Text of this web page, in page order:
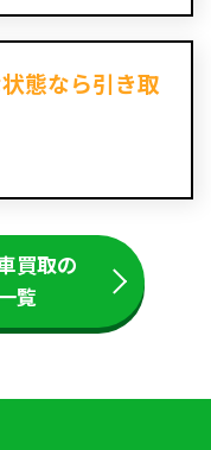
態なら引き取
買取の
覧